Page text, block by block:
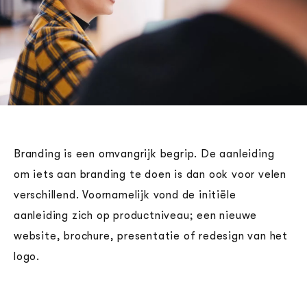
Branding is een omvangrijk begrip. De aanleiding
om iets aan branding te doen is dan ook voor velen
verschillend. Voornamelijk vond de initiële
aanleiding zich op productniveau; een nieuwe
website, brochure, presentatie of redesign van het
logo.